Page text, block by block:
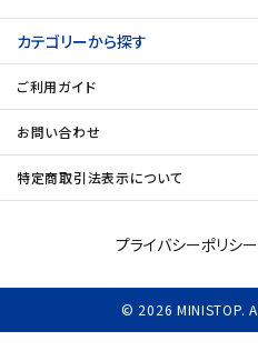
日用品
ギフト
セール
フードロス
ペット用品
SHOP GUIDE
カテゴリーから探す
ご利用ガイド
お問い合わせ
特定商取引法表示について
プライバシーポリシー
© 2026 MINISTOP.